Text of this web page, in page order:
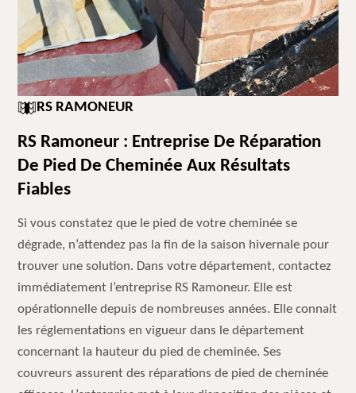
RS RAMONEUR
RS Ramoneur : Entreprise De Réparation
De Pied De Cheminée Aux Résultats
Fiables
Si vous constatez que le pied de votre cheminée se
dégrade, n’attendez pas la fin de la saison hivernale pour
trouver une solution. Dans votre département, contactez
immédiatement l’entreprise RS Ramoneur. Elle est
opérationnelle depuis de nombreuses années. Elle connait
les réglementations en vigueur dans le département
concernant la hauteur du pied de cheminée. Ses
couvreurs assurent des réparations de pied de cheminée